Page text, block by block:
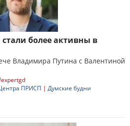
более активны в
Владимира Путина с Валентиной
ПРИСП | Думские будни